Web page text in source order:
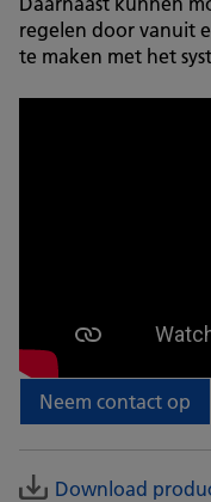
regelen door vanuit
te maken met het
Neem contact op
Download